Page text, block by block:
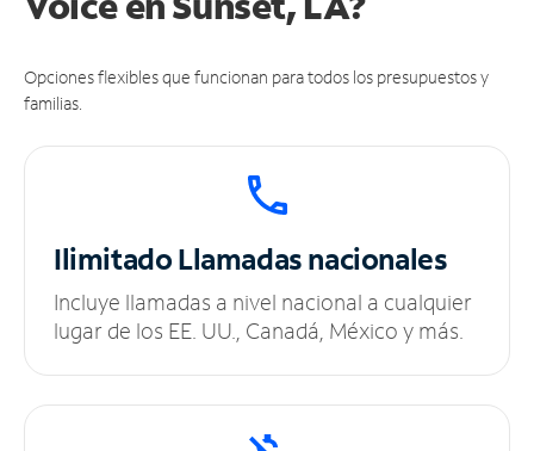
Opciones flexibles que funcionan para todos los presupuestos y
familias.
IlimitadoLlamadas nacionales
Incluye llamadas a nivel nacional a cualquier
lugar de los EE. UU., Canadá, México y más.